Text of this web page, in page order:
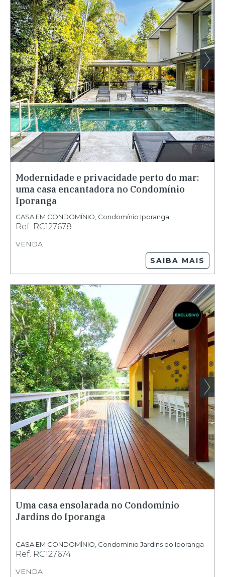
Modernidade e privacidade perto do mar:
uma casa encantadora no Condomínio
Iporanga
CASA EM CONDOMÍNIO Condomínio Iporanga
Ref. RC127678
VENDA
SAIBA MAIS
Uma casa ensolarada no Condomínio
Jardins do Iporanga
CASA EM CONDOMÍNIO Condomínio Jardins do Iporanga
Ref. RC127674
VENDA